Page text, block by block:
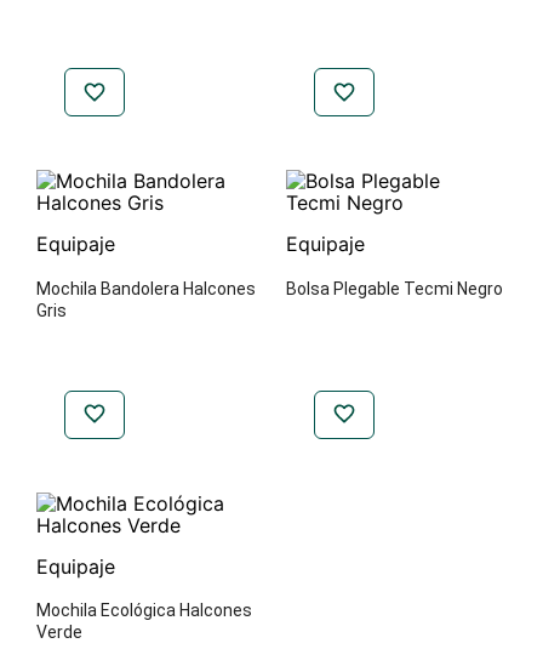
Equipaje
Mochila Bandolera Halcones
Gris
Equipaje
Bolsa Plegable Tecmi Negro
Equipaje
Mochila Ecológica Halcones
Verde